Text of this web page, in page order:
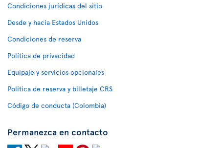
Condiciones jurídicas del sitio
Desde y hacia Estados Unidos
Condiciones de reserva
Política de privacidad
Equipaje y servicios opcionales
Política de reserva y billetaje CRS
Código de conducta (Colombia)
Permanezca en contacto